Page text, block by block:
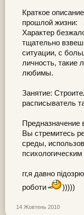
Краткое
прошлой жизни:
Характер
тщательно
ситуации, с
личность, такие
любимы.
Занятие:
расписыватель
Вы стремитесь
среды,
гг,я давно
роботи
)))))
14 Жовтень 2010